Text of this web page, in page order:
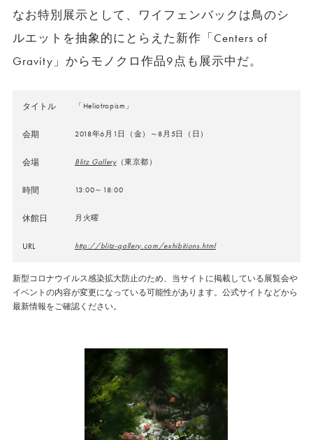
なお特別展示として、ワイフェンバックは鳥のシ
ルエットを抽象的にとらえた新作「Centers of
Gravity」からモノクロ作品9点も展示中だ。
タイトル 「Heliotropism」
会期 2018年6月1日（金）～8月5日（日）
会場 Blitz Gallery（東京都）
時間 13:00～18:00
休館日 月火曜
URL http://blitz-gallery.com/exhibitions.html
新型コロナウイルス感染拡大防止のため、当サイトに掲載している展覧会や
イベントの内容が変更になっている可能性があります。公式サイトなどから
最新情報をご確認ください。